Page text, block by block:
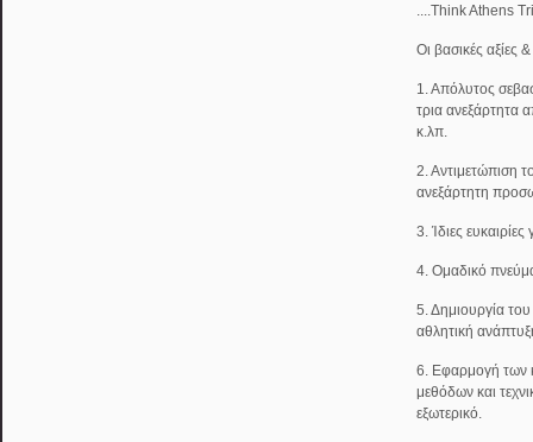
....Think Athens
Οι βασικές αξίες
1. Απόλυτος
τρια ανεξάρτητα
κ.λπ.
2. Αντιμετώπιση
ανεξάρτητη
3. Ίδιες
4. Ομαδικό
5. Δημιουργία
αθλητική
6. Εφαρμογή των
μεθόδων και
εξωτερικό.